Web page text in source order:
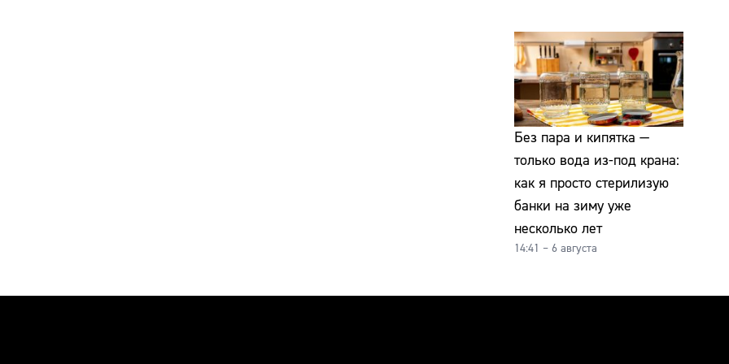
Без пара и кипятка —
только вода из-под крана:
как я просто стерилизую
банки на зиму уже
несколько лет
14:41 – 6 августа